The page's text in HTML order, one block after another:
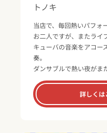
トノキ
当店で、毎回熱いパフォ
お二人ですが、またライ
キューバの音楽をアコー
奏。
ダンサブルで熱い夜がま
詳しくは